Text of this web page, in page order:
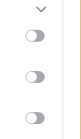
more Google
may click to
tags to
below Google